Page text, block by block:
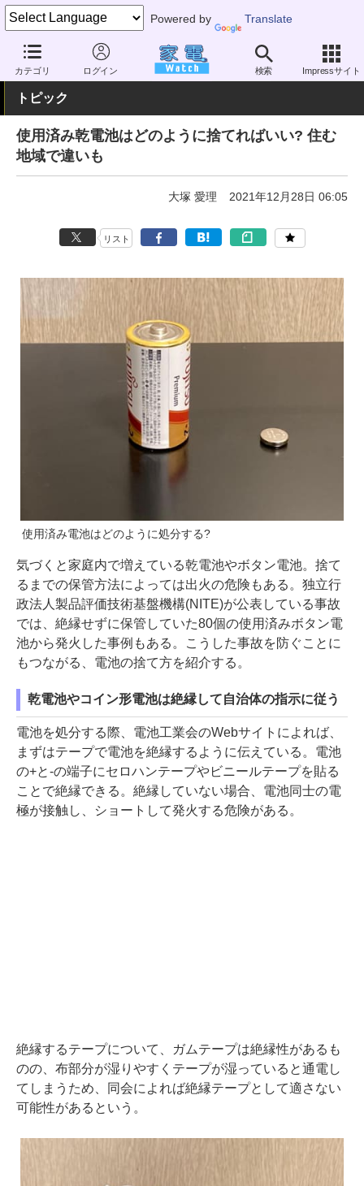
Powered by Translate
カテゴリ ログイン 検索 Impressサイト
家電 Watch 生活家電 電池・タップ 乾電池
トピック
使用済み乾電池はどのように捨てればいい? 住む
地域で違いも
大塚 愛理 2021年12月28日 06:05
リスト
使用済み電池はどのように処分する?
気づくと家庭内で増えている乾電池やボタン電池。捨て
るまでの保管方法によっては出火の危険もある。独立行
政法人製品評価技術基盤機構(NITE)が公表している事故
では、絶縁せずに保管していた80個の使用済みボタン電
池から発火した事例もある。こうした事故を防ぐことに
もつながる、電池の捨て方を紹介する。
乾電池やコイン形電池は絶縁して自治体の指示に従う
電池を処分する際、電池工業会のWebサイトによれば、
まずはテープで電池を絶縁するように伝えている。電池
の+と-の端子にセロハンテープやビニールテープを貼る
ことで絶縁できる。絶縁していない場合、電池同士の電
極が接触し、ショートして発火する危険がある。
絶縁するテープについて、ガムテープは絶縁性があるも
のの、布部分が湿りやすくテープが湿っていると通電し
てしまうため、同会によれば絶縁テープとして適さない
可能性があるという。